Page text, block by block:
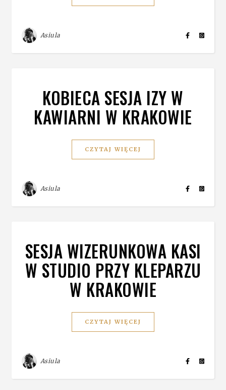
Asiula
KOBIECA SESJA IZY W
KAWIARNI W KRAKOWIE
CZYTAJ WIĘCEJ
Asiula
SESJA WIZERUNKOWA KASI
W STUDIO PRZY KLEPARZU
W KRAKOWIE
CZYTAJ WIĘCEJ
Asiula